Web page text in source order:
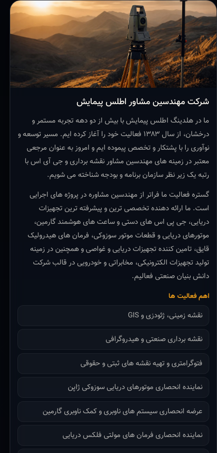
شرکت مهندسین مشاور اطلس پیمایش
ما در هلدینگ اطلس پیمایش با بیش از دو دهه تجربه مستمر و
درخشان، از سال ۱۳۸۳ فعالیت خود را آغاز کرده ایم. مسیر توسعه و
نوآوری را با پشتکار و تخصص پیموده ایم و امروز به عنوان مرجعی
معتبر در زمینه های مهندسین مشاور نقشه برداری و جی آی اس با
رتبه یک زیر نظر سازمان برنامه و بودجه شناخته می شویم.
گستره فعالیت ما فراتر از مهندسین مشاوره در پروژه های اجرایی
است. ما ارائه دهنده تخصصی ترین و پیشرفته ترین تجهیزات
دریایی، جی پی اس های دستی و ساعت های هوشمند گارمین،
موتورهای دریایی و قطعات موتور سوزوکی، فرمان های هیدرولیک
قایق، تامین کننده تجهیزات دریایی و غواصی و همچنین در زمینه
تولید تجهیزات الکترونیکی، مخابراتی و خودرویی در قالب شرکت
دانش بنیان صنعتی فعالیم.
اهم فعالیت ها
نقشه زمینی، ژئودزی و GIS
نقشه برداری صنعتی و هیدروگرافی
فتوگرامتری و تهیه نقشه های ثبتی و حقوقی
نماینده انحصاری موتورهای دریایی سوزوکی ژاپن
عرضه انحصاری سیستم های ناوبری و کمک ناوبری گارمین
نماینده انحصاری فرمان های مولتی فلکس دریایی